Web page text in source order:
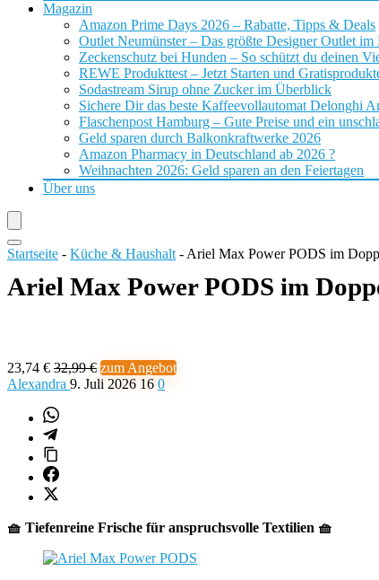
Magazin
Amazon Prime Days 2026 – Rabatte, Tipps & Deals
Outlet Neumünster – Das größte Designer Outlet im
Zeckenschutz bei Hunden – So schützt du deinen
REWE Produkttest – Jetzt Starten und
Sodastream Sirup ohne Zucker im Überblick
Sichere Dir das beste Kaffeevollautomat Delonghi
Flaschenpost Hamburg – Gute Preise und ein
Geld sparen durch Balkonkraftwerke 2026
Amazon Pharmacy in Deutschland ab 2026 ?
Weihnachten 2026: Geld sparen an den Feiertagen
Über uns
Startseite - Küche & Haushalt - Ariel Max Power PODS im
Ariel Max Power PODS im
23,74 € 32,99 € zum Angebot
Alexandra 9. Juli 2026 16 0
🧺 Tiefenreine Frische für anspruchsvolle Textilien 🧺